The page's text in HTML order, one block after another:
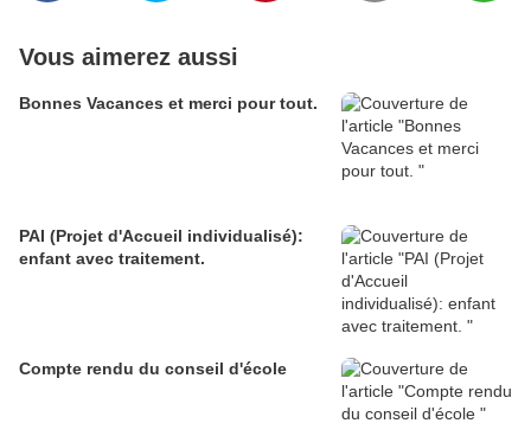
Vous aimerez aussi
Bonnes Vacances et merci pour tout.
PAI (Projet d'Accueil individualisé):
enfant avec traitement.
Compte rendu du conseil d'école